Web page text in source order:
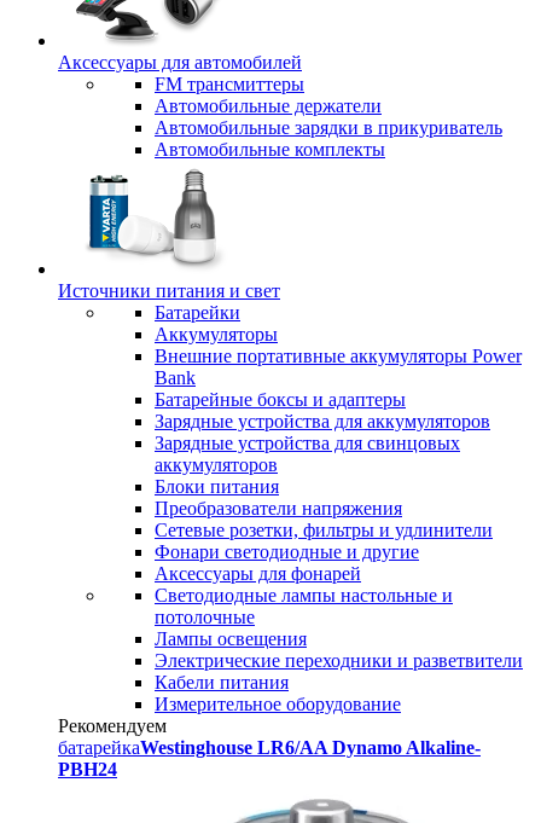
Аксессуары для автомобилей
FM трансмиттеры
Автомобильные держатели
Автомобильные зарядки в прикуриватель
Автомобильные комплекты
Источники питания и свет
Батарейки
Аккумуляторы
Внешние портативные аккумуляторы Power
Bank
Батарейные боксы и адаптеры
Зарядные устройства для аккумуляторов
Зарядные устройства для свинцовых
аккумуляторов
Блоки питания
Преобразователи напряжения
Сетевые розетки, фильтры и удлинители
Фонари светодиодные и другие
Аксессуары для фонарей
Светодиодные лампы настольные и
потолочные
Лампы освещения
Электрические переходники и разветвители
Кабели питания
Измерительное оборудование
Рекомендуем
батарейкаWestinghouse LR6/AA Dynamo Alkaline-
PBH24